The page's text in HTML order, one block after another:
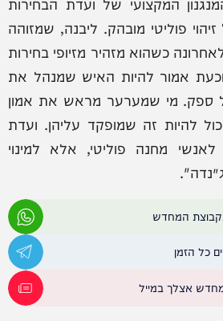
פוליטי מובהק. ליבנה, שמזוהה
כשהוא מזהיר מזיופי בחירות
אמור להיות האיש שמנהל את
ספק. מי שמערער מראש את אמון
להיות זה שמופקד עליהן. ועדת
מחנה פוליטי, אלא למינוי
המחדש
כל הזמן
אצלך במייל